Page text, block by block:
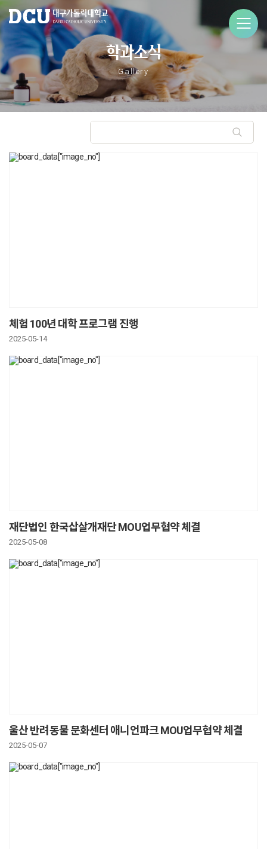
학과소식
Gallery
체험 100년 대학 프로그램 진행
2025-05-14
재단법인 한국삽살개재단 MOU업무협약 체결
2025-05-08
울산 반려동물 문화센터 애니언파크 MOU업무협약 체결
2025-05-07